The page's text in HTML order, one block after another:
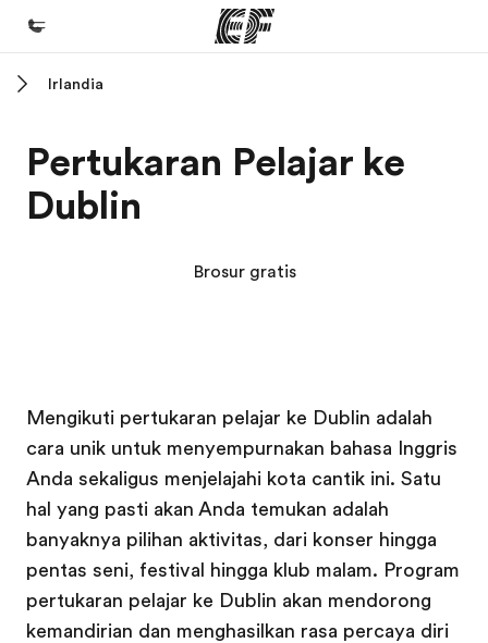
Daftar program
Lihat semua program
Karir
Bergabung dengan tim kami
Irlandia
Pertukaran Pelajar ke
Dublin
Brosur gratis
Mengikuti pertukaran pelajar ke Dublin adalah
cara unik untuk menyempurnakan bahasa Inggris
Anda sekaligus menjelajahi kota cantik ini. Satu
hal yang pasti akan Anda temukan adalah
banyaknya pilihan aktivitas, dari konser hingga
pentas seni, festival hingga klub malam. Program
pertukaran pelajar ke Dublin akan mendorong
kemandirian dan menghasilkan rasa percaya diri